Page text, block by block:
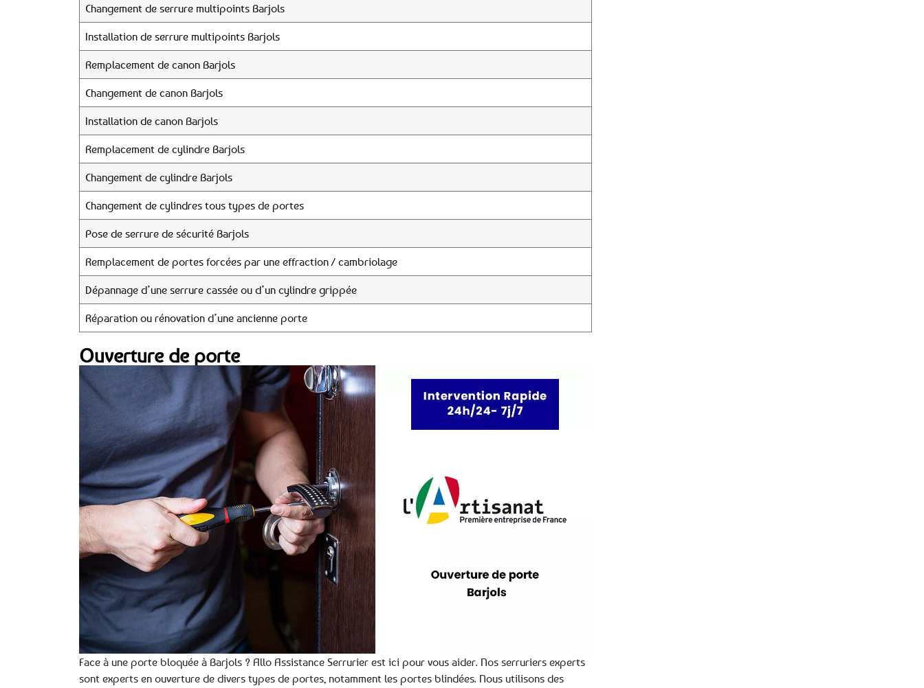
Changement de serrure multipoints Barjols
Installation de serrure multipoints Barjols
Remplacement de canon Barjols
Changement de canon Barjols
Installation de canon Barjols
Remplacement de cylindre Barjols
Changement de cylindre Barjols
Changement de cylindres tous types de portes
Pose de serrure de sécurité Barjols
Remplacement de portes forcées par une effraction / cambriolage
Dépannage d’une serrure cassée ou d’un cylindre grippée
Réparation ou rénovation d’une ancienne porte
Ouverture de porte
Face à une porte bloquée à Barjols ? Allo Assistance Serrurier est ici pour vous aider. Nos serruriers experts
sont experts en ouverture de divers types de portes, notamment les portes blindées. Nous utilisons des